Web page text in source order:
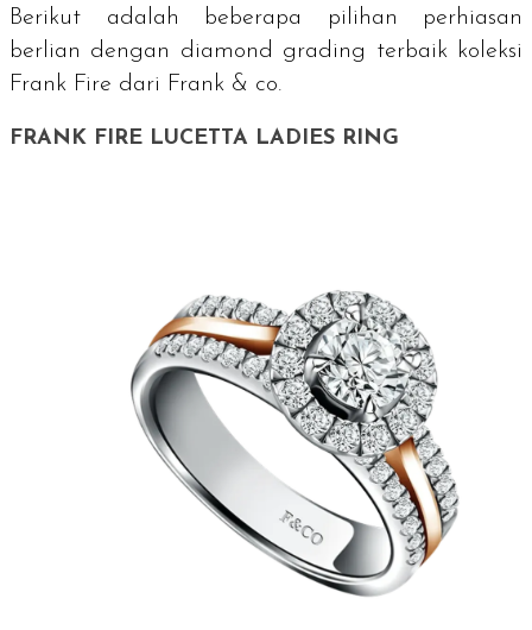
Berikut adalah beberapa pilihan perhiasan
berlian dengan diamond grading terbaik koleksi
Frank Fire dari Frank & co.
FRANK FIRE LUCETTA LADIES RING